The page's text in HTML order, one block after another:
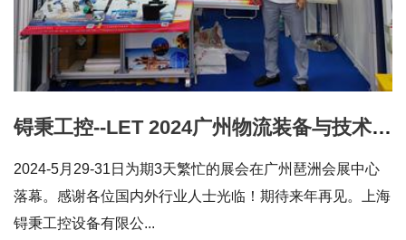
锝秉工控--LET 2024广州物流装备与技术盛会圆满落幕
2024-5月29-31日为期3天繁忙的展会在广州琶洲会展中心
落幕。感谢各位国内外行业人士光临！期待来年再见。上海
锝秉工控设备有限公...